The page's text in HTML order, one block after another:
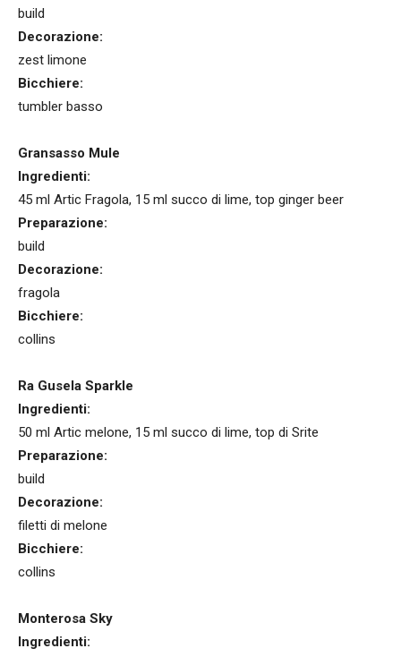
build
Decorazione:
zest limone
Bicchiere:
tumbler basso
Gransasso Mule
Ingredienti:
45 ml Artic Fragola, 15 ml succo di lime, top ginger beer
Preparazione:
build
Decorazione:
fragola
Bicchiere:
collins
Ra Gusela Sparkle
Ingredienti:
50 ml Artic melone, 15 ml succo di lime, top di Srite
Preparazione:
build
Decorazione:
filetti di melone
Bicchiere:
collins
Monterosa Sky
Ingredienti: